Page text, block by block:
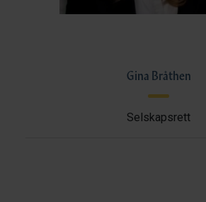
Gina Bråthen
Selskapsrett